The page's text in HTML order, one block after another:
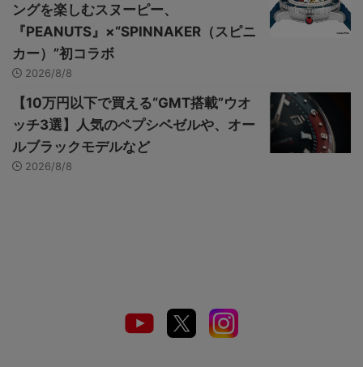
ングを楽しむスヌーピー、
『PEANUTS』×“SPINNAKER（スピニ
カー）”初コラボ
2026/8/8
【10万円以下で買える“GMT搭載”ウオ
ッチ3選】人気のペプシベゼルや、オー
ルブラックモデルなど
2026/8/8